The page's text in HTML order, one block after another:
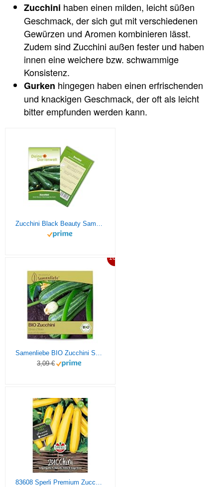
Zucchini haben einen milden, leicht süßen
Geschmack, der sich gut mit verschiedenen
Gewürzen und Aromen kombinieren lässt.
Zudem sind Zucchini außen fester und haben
innen eine weichere bzw. schwammige
Konsistenz.
Gurken hingegen haben einen erfrischenden
und knackigen Geschmack, der oft als leicht
bitter empfunden werden kann.
Zucchini Black Beauty Samen – Cucurbita pepo – Zucchinisamen – Gemüsesamen – Saatgut für 5 Pflanzen
10%
Samenliebe BIO Zucchini Samen alte Sorte Striato D’Italia aromatisch milde italienische Zucchini gestreift 10 Samen samenfestes Gemüse Saatgut für Gewächshaus Freiland und Balkon BIO Gemüsesamen
3,09 €
83608 Sperli Premium Zucchini Samen Orelia | Früh | Lange Ernte | Gelbe Zucchini | Zuchini Saatgut | Zucchini Gelb